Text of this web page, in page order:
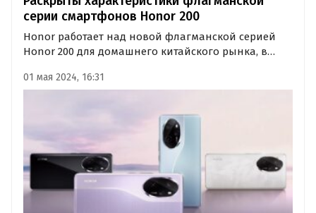
серии смартфонов Honor 200
Honor работает над новой флагманской серией
Honor 200 для домашнего китайского рынка, в
модельными номерами ELP-AN00 и ELI-AN00. Это
01 мая 2024, 16:31